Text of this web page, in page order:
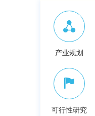
产业规划
可行性研究